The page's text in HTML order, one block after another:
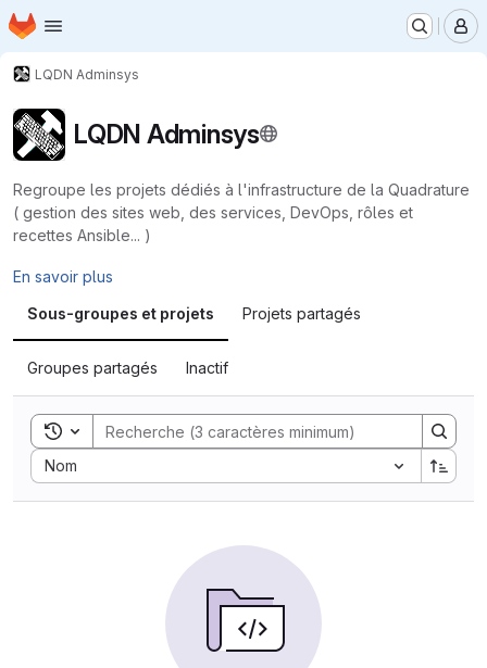
Passer au contenu principal
Page d'accueil
LQDN Adminsys
LQDN Adminsys
Regroupe les projets dédiés à l'infrastructure de la Quadrature
( gestion des sites web, des services, DevOps, rôles et
recettes Ansible... )
En savoir plus
Sous‐groupes et projets
Projets partagés
Groupes partagés Inactif
Toggle search history
Nom
Sort by: